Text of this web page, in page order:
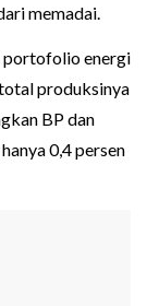
memadai.
portofolio energi
produksinya
BP dan
0,4 persen